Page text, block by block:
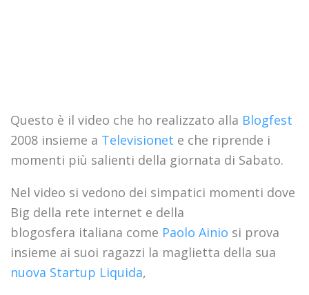
Questo è il video che ho realizzato alla Blogfest
2008 insieme a Televisionet e che riprende i
momenti più salienti della giornata di Sabato.
Nel video si vedono dei simpatici momenti dove
Big della rete internet e della
blogosfera italiana come Paolo Ainio si prova
insieme ai suoi ragazzi la maglietta della sua
nuova Startup Liquida,